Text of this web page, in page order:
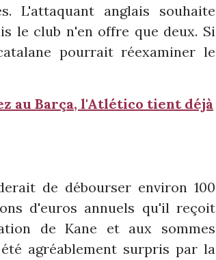
L'attaquant anglais souhaite
le club n'en offre que deux. Si
pourrait réexaminer le
au Barça, l'Atlético tient déjà
de débourser environ 100
d'euros annuels qu'il reçoit
de Kane et aux sommes
agréablement surpris par la